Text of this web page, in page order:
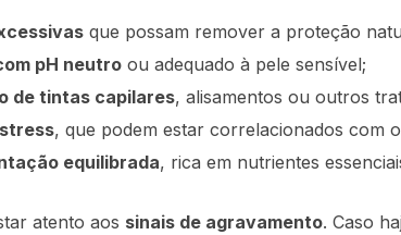
que possam remover a proteção
pH neutro ou adequado à pele sensível;
de tintas capilares, alisamentos ou outros
, que podem estar correlacionados com
equilibrada, rica em nutrientes
atento aos sinais de agravamento. Caso